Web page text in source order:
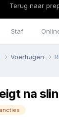
Staf
Terug naar
Voertuigen
na